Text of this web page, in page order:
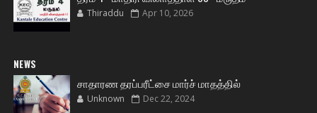
Thiraddu Apr 10, 2026
NEWS
சாதாரண தரப்பரீட்சை மார்ச் மாதத்தில்
Unknown Dec 22, 2024